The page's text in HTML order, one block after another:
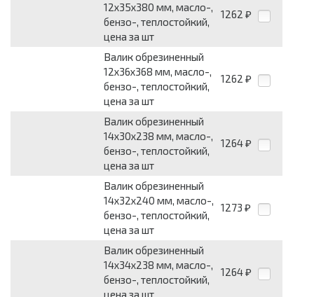
12x35x380 мм, масло-,
бензо-, теплостойкий,
цена за шт
1262 ₽
Валик обрезиненный
12x36x368 мм, масло-,
бензо-, теплостойкий,
цена за шт
1262 ₽
Валик обрезиненный
14x30x238 мм, масло-,
бензо-, теплостойкий,
цена за шт
1264 ₽
Валик обрезиненный
14x32x240 мм, масло-,
бензо-, теплостойкий,
цена за шт
1273 ₽
Валик обрезиненный
14x34x238 мм, масло-,
бензо-, теплостойкий,
цена за шт
1264 ₽